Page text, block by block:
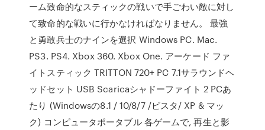
ーム致命的なスティックの戦いで手ごわい敵に対し
て致命的な戦いに行かなければなりません。 最強
と勇敢兵士のナインを選択 Windows PC. Mac.
PS3. PS4. Xbox 360. Xbox One. アーケード ファ
イトスティック TRITTON 720+ PC 7.1サラウンドヘ
ッドセット USB Scaricaシャドーファイト 2 PCあ
たり (Windowsの8.1 / 10/8/7 /ビスタ/ XP & マッ
ク) コンピュータポータブル 各ゲームで, 再生と影